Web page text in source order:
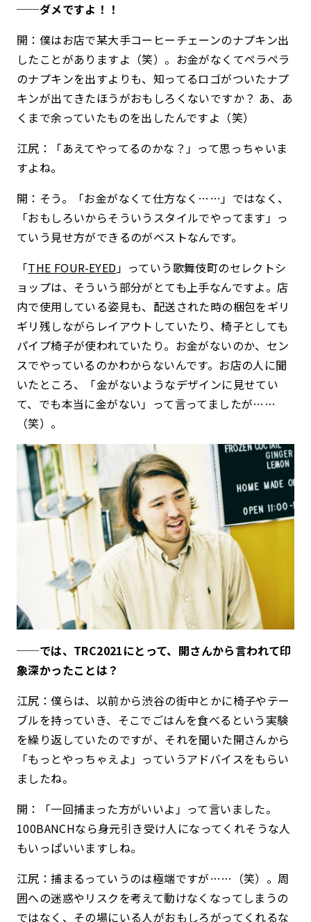
──ダメですよ！！
開：僕はお店で某大手コーヒーチェーンのナプキン出
したことがありますよ（笑）。お金がなくてペラペラ
のナプキンを出すよりも、知ってるロゴがついたナプ
キンが出てきたほうがおもしろくないですか？ あ、あ
くまで余っていたものを出したんですよ（笑）
江尻：「あえてやってるのかな？」って思っちゃいま
すよね。
開：そう。「お金がなくて仕方なく……」ではなく、
「おもしろいからそういうスタイルでやってます」っ
ていう見せ方ができるのがベストなんです。
「THE FOUR-EYED」っていう歌舞伎町のセレクトシ
ョップは、そういう部分がとても上手なんですよ。店
内で使用している姿見も、配送された時の梱包をギリ
ギリ残しながらレイアウトしていたり、椅子としても
パイプ椅子が使われていたり。お金がないのか、セン
スでやっているのかわからないんです。お店の人に聞
いたところ、「金がないようなデザインに見せてい
て、でも本当に金がない」って言ってましたが……
（笑）。
──では、TRC2021にとって、開さんから言われて印
象深かったことは？
江尻：僕らは、以前から渋谷の街中とかに椅子やテー
ブルを持っていき、そこでごはんを食べるという実験
を繰り返していたのですが、それを聞いた開さんから
「もっとやっちゃえよ」っていうアドバイスをもらい
ましたね。
開：「一回捕まった方がいいよ」って言いました。
100BANCHなら身元引き受け人になってくれそうな人
もいっぱいいますしね。
江尻：捕まるっていうのは極端ですが……（笑）。周
囲への迷惑やリスクを考えて動けなくなってしまうの
ではなく、その場にいる人がおもしろがってくれるな